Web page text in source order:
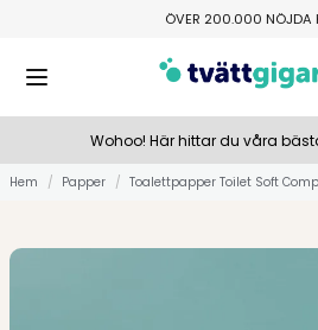
ÖVER 200.000 NÖJDA
FRI HEMLEVERANS
TILLVERKAS I
BETALA ENKELT MED SWISH
Wohoo! Här hittar du våra
Hem Papper Toalettpapper Toilet Soft